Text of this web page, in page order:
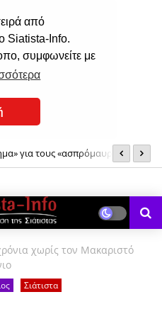
από
Siatista-Info.
συμφωνείτε με
το δυνατό φως το βράδυ
χωρίς τον Μακαριστό
Σιάτιστα